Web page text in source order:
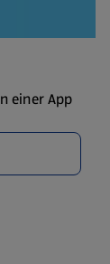
einer App